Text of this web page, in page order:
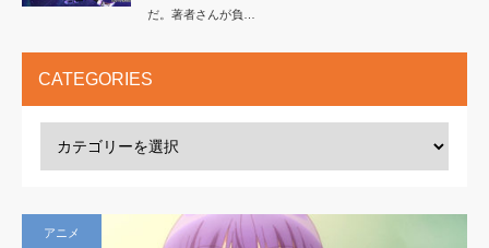
だ。著者さんが負…
CATEGORIES
アニメ